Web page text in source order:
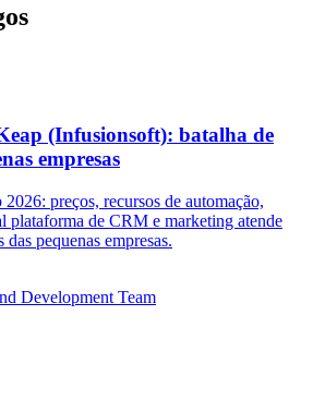
(Infusionsoft): batalha de
empresas
preços, recursos de automação,
plataforma de CRM e marketing atende
das pequenas empresas.
Development Team